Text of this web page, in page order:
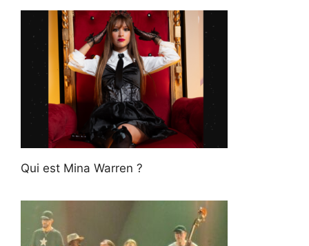
Qui est Mina Warren ?